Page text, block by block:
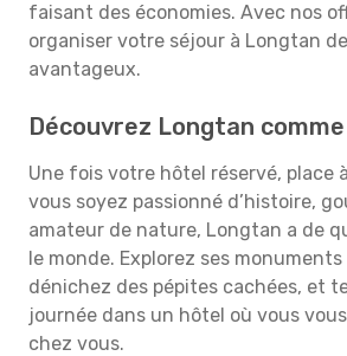
faisant des économies. Avec nos
organiser votre séjour à Longtan
avantageux.
Découvrez Longtan
Une fois votre hôtel réservé, place
vous soyez passionné d’histoire,
amateur de nature, Longtan a de
le monde. Explorez ses
dénichez des pépites cachées, et
journée dans un hôtel où vous
chez vous.